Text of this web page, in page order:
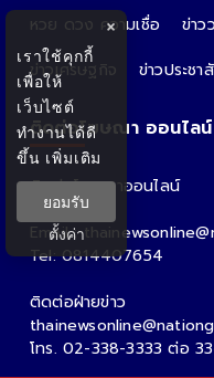
หวย ดวง ความเชื่อ
ข่าว
ข่าวเศรษฐกิจ
ข่าวประช
ติดต่อโฆษณา ออนไลน์
ติดต่อโฆษณาออนไลน์
คุณอ้อ
Email :
Tel: 0814407654
ติดต่อฝ่ายข่าว
โทร. 02-338-3333 ต่อ
×
เราใช้คุกกี้
เพื่อให้
เว็บไซต์
ทำงานได้ดี
ขึ้น เพิ่มเติม
ยอมรับ
ตั้งค่า